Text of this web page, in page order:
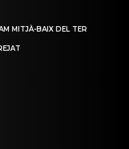
MITJÀ-BAIX DEL TER